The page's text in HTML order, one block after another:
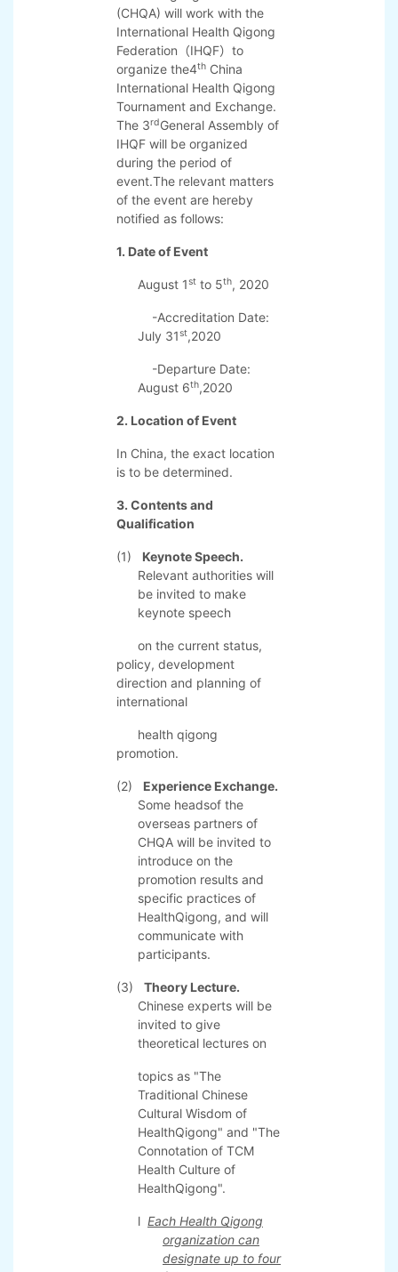
organizations,
To build a platform for
international Health Qigong
academic exchanges and
friendly communications so
as to promote healthy and
harmonious development of
Health Qigong, the Chinese
Health Qigong Association
(CHQA) will work with the
International Health Qigong
organize the4thChina
Tournament and Exchange.
General Assembly of
IHQF will be organized
during the period of
event.The relevant matters
of the event are hereby
August 1stto 5th
-Accreditation Date:
July 31st ,2020
-Departure Date:
August 6 th ,2020
2. Location of Event
In China, the exact location
is to be determined.
3. Contents and
Qualification
(1)Keynote Speech.
Relevant authorities will
be invited to make
keynote speech
on the current status,
policy, development
direction and planning of
international
health qigong
promotion.
Some headsof the
overseas partners of
CHQA will be invited to
introduce on the
specific practices of
HealthQigong, and will
communicate with
participants.
(3)Theory Lecture.
Chinese experts will be
theoretical lectures on
topics as "The